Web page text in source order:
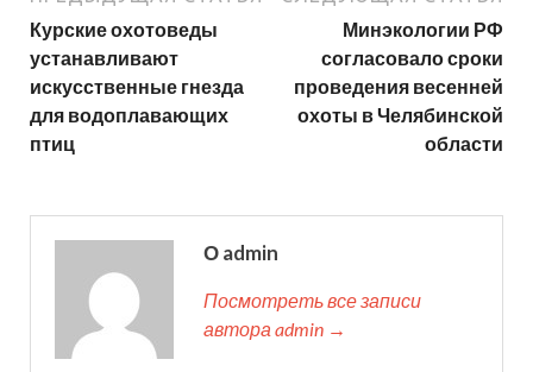
Курские охотоведы
устанавливают
искусственные гнезда
для водоплавающих
птиц
Минэкологии РФ
согласовало сроки
проведения весенней
охоты в Челябинской
области
О admin
Посмотреть все записи
автора admin →